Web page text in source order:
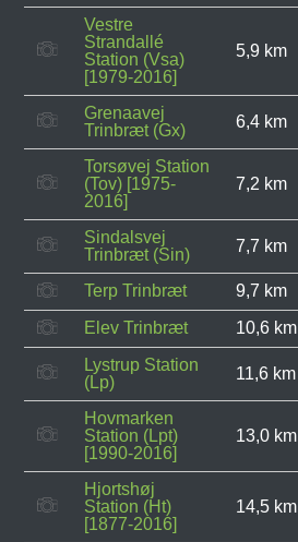
Vestre
Strandallé
Station (Vsa)
[1979-2016]
5,9 km
Grenaavej
Trinbræt (Gx)
6,4 km
Torsøvej Station
(Tov) [1975-
2016]
7,2 km
Sindalsvej
Trinbræt (Sin)
7,7 km
Terp Trinbræt
9,7 km
Elev Trinbræt
10,6 km
Lystrup Station
(Lp)
11,6 km
Hovmarken
Station (Lpt)
[1990-2016]
13,0 km
Hjortshøj
Station (Ht)
[1877-2016]
14,5 km